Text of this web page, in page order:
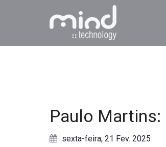
Paulo Martins:
sexta-feira, 21 Fev. 2025